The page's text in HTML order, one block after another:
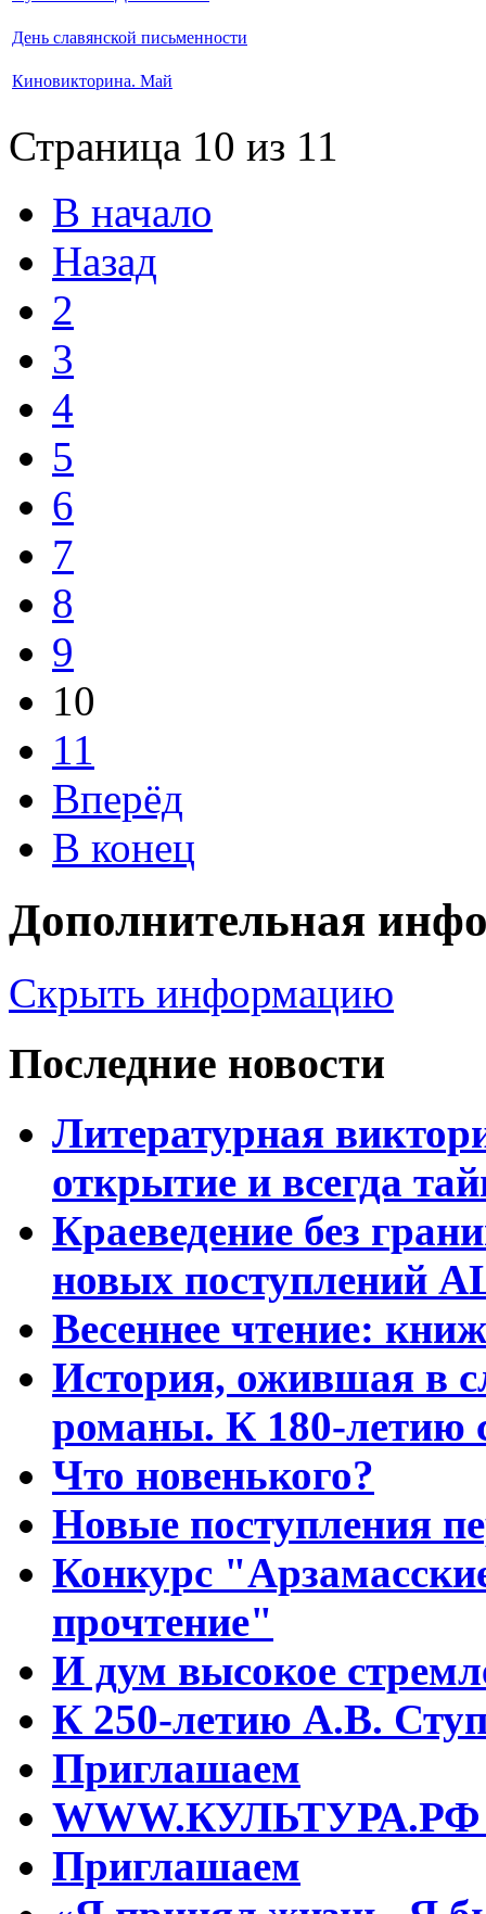
День славянской письменности
Киновикторина. Май
Страница 10 из 11
В начало
Назад
2
3
4
5
6
7
8
9
10
11
Вперёд
В конец
Дополнительная
Скрыть информацию
Последние новости
Литературная
открытие и всегда
Краеведение без
новых поступлений
Весеннее чтение:
История, ожившая в
романы. К 180-летию
Что новенького?
Новые поступления
Конкурс
прочтение"
И дум высокое
К 250-летию А.В.
Приглашаем
WWW.КУЛЬТУРА.РФ
Приглашаем